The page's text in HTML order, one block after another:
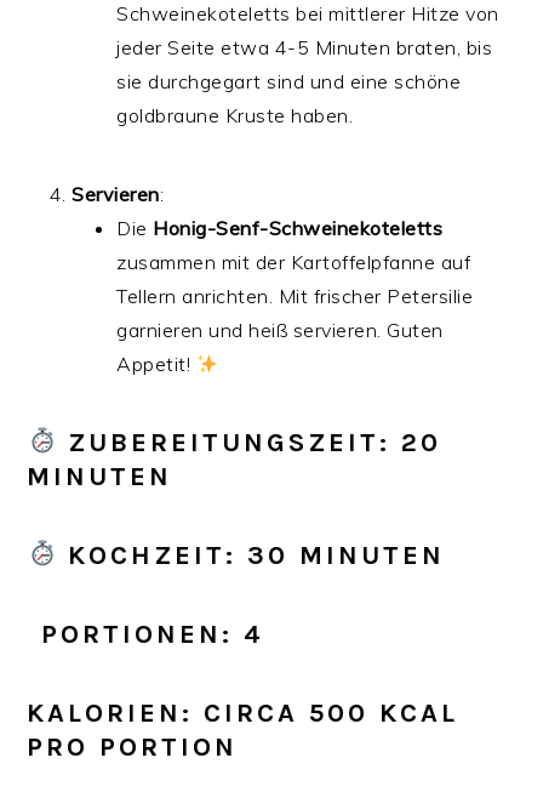
Schweinekoteletts bei mittlerer Hitze von
jeder Seite etwa 4-5 Minuten braten, bis
sie durchgegart sind und eine schöne
goldbraune Kruste haben.
Servieren:
Die Honig-Senf-Schweinekoteletts
zusammen mit der Kartoffelpfanne auf
Tellern anrichten. Mit frischer Petersilie
garnieren und heiß servieren. Guten
Appetit!
ZUBEREITUNGSZEIT: 20
MINUTEN
KOCHZEIT: 30 MINUTEN
PORTIONEN : 4
KALORIEN : CIRCA 500 KCAL
PRO PORTION